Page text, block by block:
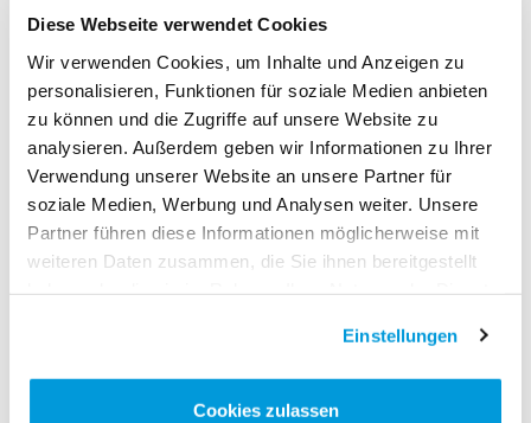
Diese Webseite verwendet Cookies
Wir verwenden Cookies, um Inhalte und Anzeigen zu
personalisieren, Funktionen für soziale Medien anbieten
zu können und die Zugriffe auf unsere Website zu
analysieren. Außerdem geben wir Informationen zu Ihrer
Verwendung unserer Website an unsere Partner für
soziale Medien, Werbung und Analysen weiter. Unsere
Partner führen diese Informationen möglicherweise mit
weiteren Daten zusammen, die Sie ihnen bereitgestellt
Einstellungen
Cookies zulassen
*Das ganze Gespräch mit Patrick Sang gibt es
in der aktuellen Ausgabe (3/2024) des
Schweizer Sportmagazins«FIT for LIFE»